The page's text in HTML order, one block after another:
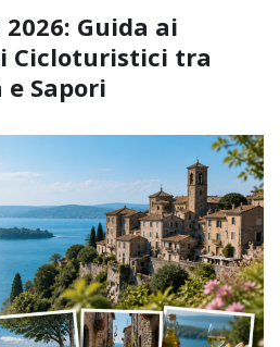
Guida ai
Cicloturistici tra
Sapori